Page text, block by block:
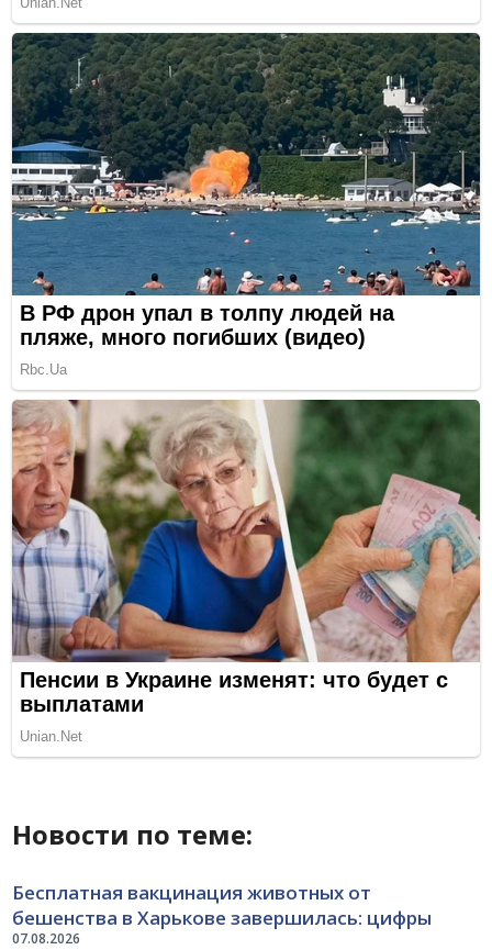
Новости по теме:
07.08.2026
Бесплатная вакцинация животных от
бешенства в Харькове завершилась: цифры